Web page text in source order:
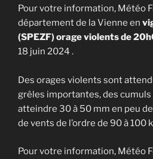
Pour votre information, Météo
département de la Vienne en
(SPEZF) orage violents de
18 juin 2024 .
Des orages violents sont
grêles importantes, des
atteindre 30 à 50 mm en peu
de vents de l’ordre de 90 à 100
Pour votre information, Météo